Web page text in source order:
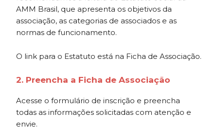
AMM Brasil, que apresenta os objetivos da
associação, as categorias de associados e as
normas de funcionamento.
O link para o Estatuto está na Ficha de Associação.
2. Preencha a Ficha de Associação
Acesse o formulário de inscrição e preencha
todas as informações solicitadas com atenção e
envie.